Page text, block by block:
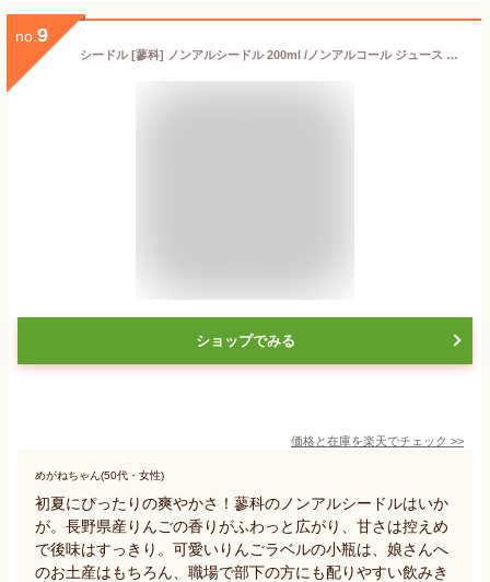
no. 9
シードル [蓼科] ノンアルシードル 200ml /ノンアルコール ジュース リンゴ りんご 林檎 ワイン スパークリングワイン リンゴ酒 飲料
ショップでみる
価格と在庫を楽天でチェック >>
めがねちゃん(50代・女性)
初夏にぴったりの爽やかさ！蓼科のノンアルシードルはいか
が。長野県産りんごの香りがふわっと広がり、甘さは控えめ
で後味はすっきり。可愛いりんごラベルの小瓶は、娘さんへ
のお土産はもちろん、職場で部下の方にも配りやすい飲みき